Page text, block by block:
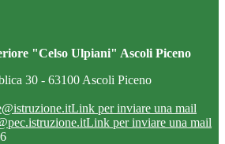
"Celso Ulpiani" Ascoli Piceno
30 - 63100 Ascoli Piceno
Link per inviare una mail
Link per inviare una mail